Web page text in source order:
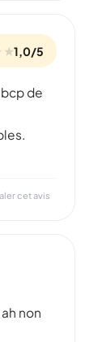
★1,0/5
de
cet avis
non